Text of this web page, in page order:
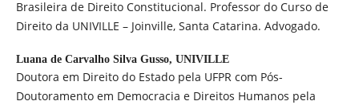
Brasileira de Direito Constitucional. Professor do Curso de
Direito da UNIVILLE – Joinville, Santa Catarina. Advogado.
Luana de Carvalho Silva Gusso, UNIVILLE
Doutora em Direito do Estado pela UFPR com Pós-
Doutoramento em Democracia e Direitos Humanos pela